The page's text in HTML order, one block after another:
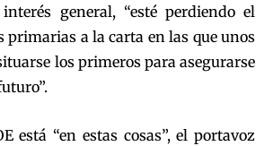
general, “esté perdiendo el
primarias a la carta en las que unos
los primeros para asegurarse
está “en estas cosas”, el portavoz